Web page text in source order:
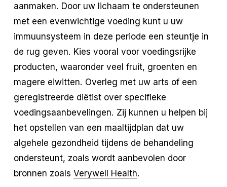
aanmaken. Door uw lichaam te ondersteunen
met een evenwichtige voeding kunt u uw
immuunsysteem in deze periode een steuntje in
de rug geven. Kies vooral voor voedingsrijke
producten, waaronder veel fruit, groenten en
magere eiwitten. Overleg met uw arts of een
geregistreerde diëtist over specifieke
voedingsaanbevelingen. Zij kunnen u helpen bij
het opstellen van een maaltijdplan dat uw
algehele gezondheid tijdens de behandeling
ondersteunt, zoals wordt aanbevolen door
bronnen zoals Verywell Health.